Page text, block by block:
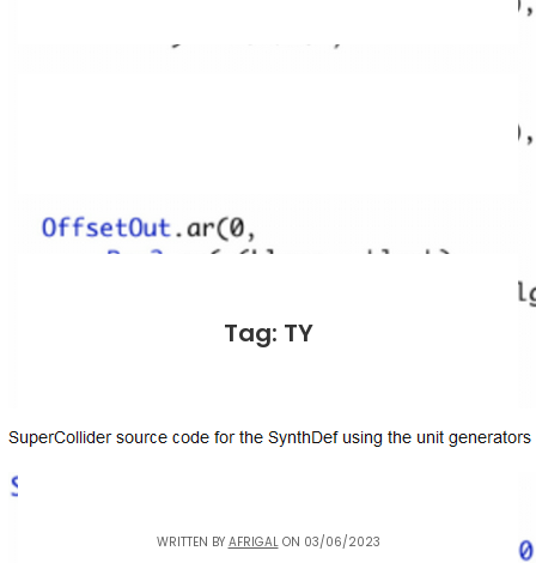
Tag: TY
WRITTEN BY AFRIGALON 03/06/2023